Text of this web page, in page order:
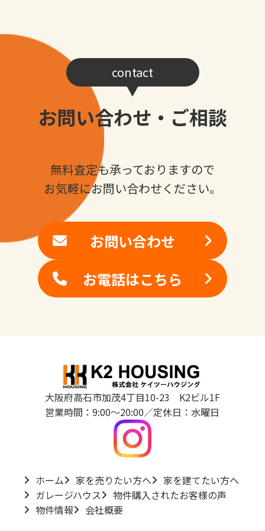
contact
お問い合わせ・ご相談
無料査定も承っておりますので
お気軽にお問い合わせください。
お問い合わせ
お電話はこちら
大阪府高石市加茂4丁目10-23 K2ビル1F
営業時間：9:00～20:00／定休日：水曜日
ホーム 家を売りたい方へ
家を建てたい方へ
ガレージハウス
物件購入されたお客様の声
物件情報
会社概要